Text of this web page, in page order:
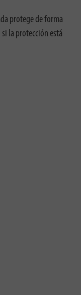
protege de forma
la protección está